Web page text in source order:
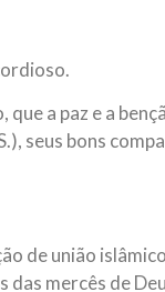
que a paz e a
seus bons
de união
das mercês de